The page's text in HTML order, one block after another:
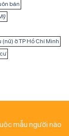
bán
ở TP Hồ Chí Minh
mẫu người nào